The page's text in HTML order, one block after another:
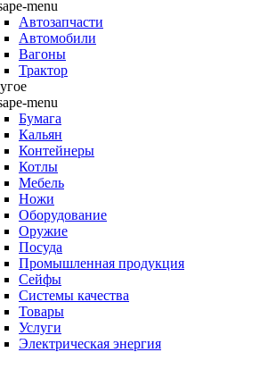
Автозапчасти
Автомобили
Вагоны
Трактор
Бумага
Кальян
Контейнеры
Котлы
Мебель
Ножи
Оборудование
Оружие
Посуда
Промышленная продукция
Сейфы
Системы качества
Товары
Услуги
Электрическая энергия